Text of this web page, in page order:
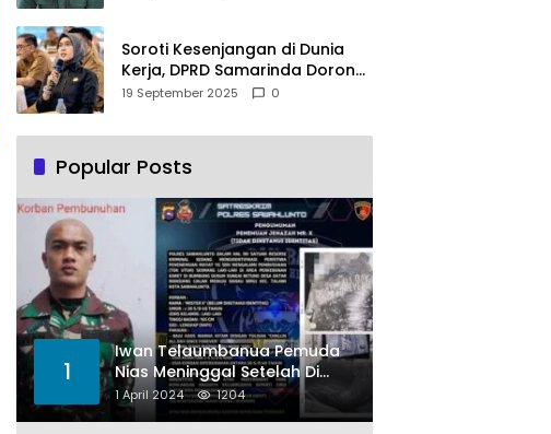
Soroti Kesenjangan di Dunia
Kerja, DPRD Samarinda Dorong
Pemkot Gencarkan
19 September 2025 0
Popular Posts
1
Iwan Telaumbanua Pemuda
Nias Meninggal Setelah Di
Habisi Oknum TNI AL
1 April 2024 1204